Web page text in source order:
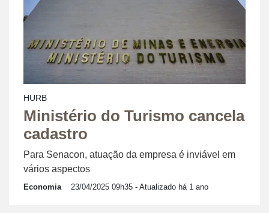
HURB
Ministério do Turismo cancela
cadastro
Para Senacon, atuação da empresa é inviável em
vários aspectos
Economia 23/04/2025 09h35 - Atualizado há 1 ano